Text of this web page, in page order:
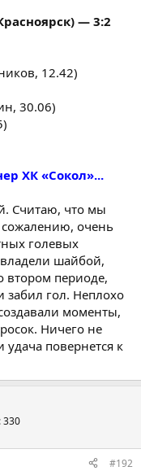
— 3:2
12.42)
30.06)
ХК «Сокол»...
Считаю, что мы
очень
голевых
шайбой,
втором периоде,
забил гол. Неплохо
моменты,
Ничего не
удача повернется к
330
#192